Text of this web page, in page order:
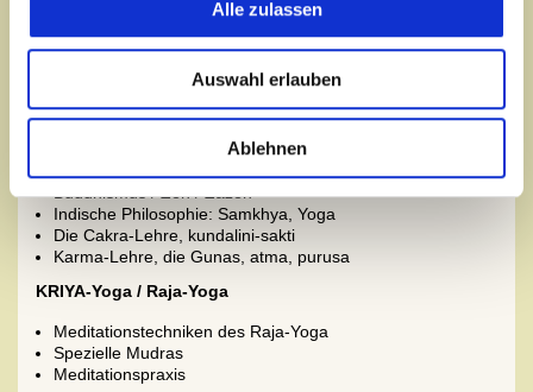
Alle zulassen
Auswahl erlauben
Ablehnen
Hatha-Yoga-Pradipika
Hatha-Yoga Tradition
Goraksha Shataka
Yoga der Bhagavad-Gita
Buddhismus / Zen / Zazen
Indische Philosophie: Samkhya, Yoga
Die Cakra-Lehre, kundalini-sakti
Karma-Lehre, die Gunas, atma, purusa
KRIYA-Yoga / Raja-Yoga
Meditationstechniken des Raja-Yoga
Spezielle Mudras
Meditationspraxis